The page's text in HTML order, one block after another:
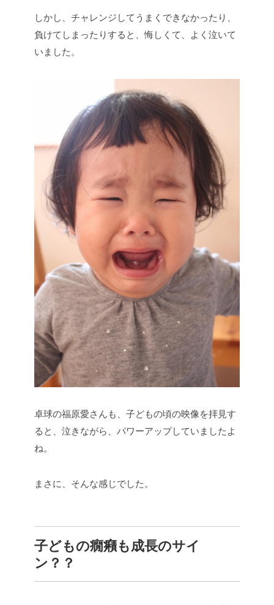
しかし、チャレンジしてうまくできなかったり、
負けてしまったりすると、悔しくて、よく泣いて
いました。
卓球の福原愛さんも、子どもの頃の映像を拝見す
ると、泣きながら、パワーアップしていましたよ
ね。
まさに、そんな感じでした。
子どもの癇癪も成長のサイ
ン？？